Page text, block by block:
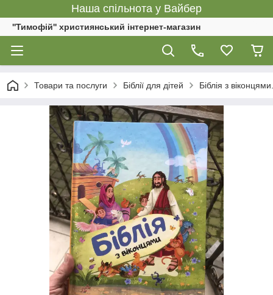
Наша спільнота у Вайбер
''Тимофій'' християнський інтернет-магазин
Товари та послуги Біблії для дітей Біблія з віконцями.